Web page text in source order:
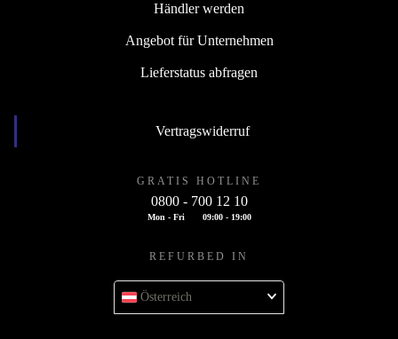
Händler werden
Angebot für Unternehmen
Lieferstatus abfragen
Vertragswiderruf
GRATIS HOTLINE
0800 - 700 12 10
Mon - Fri 09:00 - 19:00
REFURBED IN
Österreich